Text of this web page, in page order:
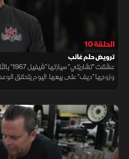
الحلقة 10
ترويض حلم غائب
عشقت
وزوجها "ديف" على بيعها. اليوم يتحقق